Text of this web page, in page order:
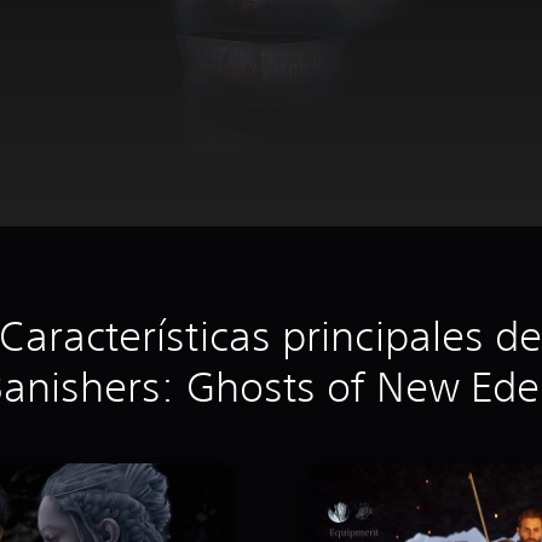
Características principales de
Ghosts of New